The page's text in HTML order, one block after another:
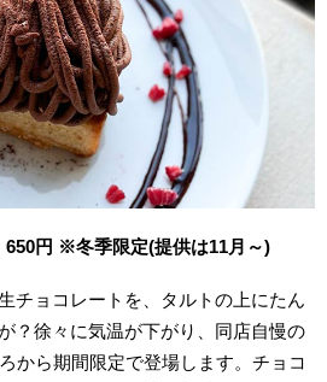
650円 ※冬季限定(提供は11月～)
チョコレートを、タルトの上にたん
？徐々に気温が下がり、同店自慢の
から期間限定で登場します。チョコ